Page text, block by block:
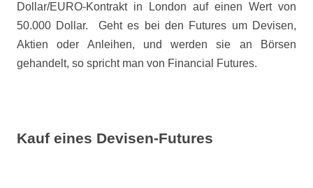
Dollar/EURO-Kontrakt in London auf einen Wert von
50.000 Dollar.
Geht es bei den Futures um Devisen,
Aktien oder Anleihen, und werden sie an Börsen
gehandelt, so spricht man von Financial Futures.
Kauf eines Devisen-Futures